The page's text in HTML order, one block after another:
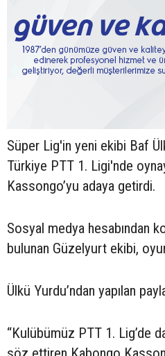
Süper Lig'in yeni ekibi Baf
Türkiye PTT 1. Ligi'nde
Kassongo’yu adaya getirdi.
Sosyal medya hesabından
bulunan Güzelyurt ekibi,
Ülkü Yurdu’ndan yapılan
“Kulübümüz PTT 1. Lig’de